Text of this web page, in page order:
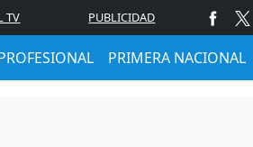
TV PUBLICIDAD
PRIMERA NACIONAL